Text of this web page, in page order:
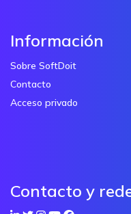
Información
Sobre SoftDoit
Contacto
Acceso privado
Contacto y